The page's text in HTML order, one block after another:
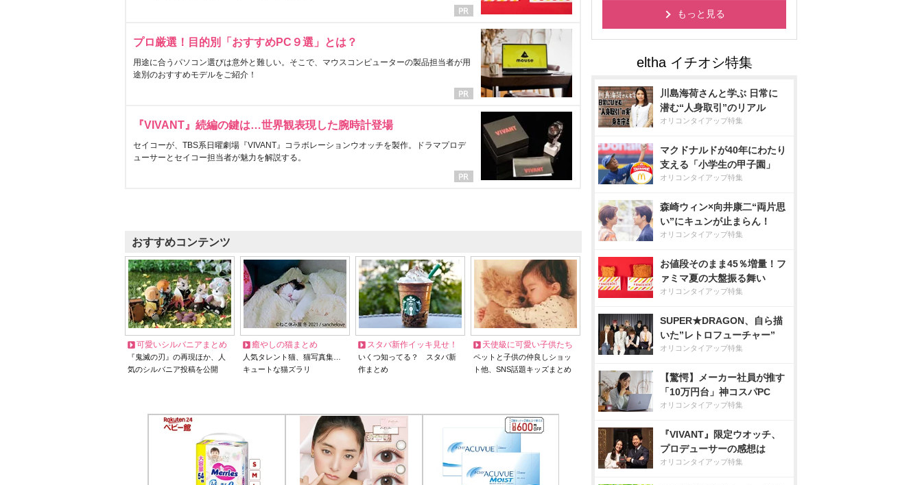
プロ厳選！目的別「おすすめPC９選」とは？
用途に合うパソコン選びは意外と難しい。そこで、マウスコンピューターの製品担当者が用
途別のおすすめモデルをご紹介！
『VIVANT』続編の鍵は…世界観表現した腕時計登場
セイコーが、TBS系日曜劇場『VIVANT』コラボレーションウオッチを製作。ドラマプロデ
ューサーとセイコー担当者が魅力を解説する。
おすすめコンテンツ
可愛いシルバニアまとめ
『鬼滅の刃』の再現ほか、人
気のシルバニア投稿を公開
癒やしの猫まとめ
人気タレント猫、猫写真集…
キュートな猫ズラリ
スタバ新作イッキ見せ！
いくつ知ってる？ スタバ新
作まとめ
天使級に可愛い子供たち
ペットと子供の仲良しショッ
ト他、SNS話題キッズまとめ
もっと見る
川島海荷さんと学ぶ 日常に
潜む“人身取引”のリアル
オリコンタイアップ特集
マクドナルドが40年にわたり
支える「小学生の甲子園」
オリコンタイアップ特集
森崎ウィン×向井康二“両片思
い”にキュンが止まらん！
オリコンタイアップ特集
お値段そのまま45％増量！フ
ァミマ夏の大盤振る舞い
オリコンタイアップ特集
SUPER★DRAGON、自ら描
いた”レトロフューチャー”
オリコンタイアップ特集
【驚愕】メーカー社員が推す
「10万円台」神コスパPC
オリコンタイアップ特集
『VIVANT』限定ウオッチ、
プロデューサーの感想は
オリコンタイアップ特集